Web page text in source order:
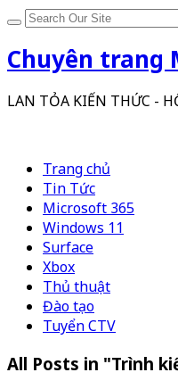
Chuyên trang
LAN TỎA KIẾN THỨC -
Trang chủ
Tin Tức
Microsoft 365
Windows 11
Surface
Xbox
Thủ thuật
Đào tạo
Tuyển CTV
All Posts in "Trình